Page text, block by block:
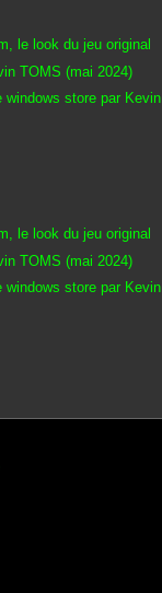
le look du jeu original
TOMS (mai 2024)
store par
le look du jeu original
TOMS (mai 2024)
store par